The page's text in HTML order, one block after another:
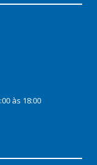
às 18:00